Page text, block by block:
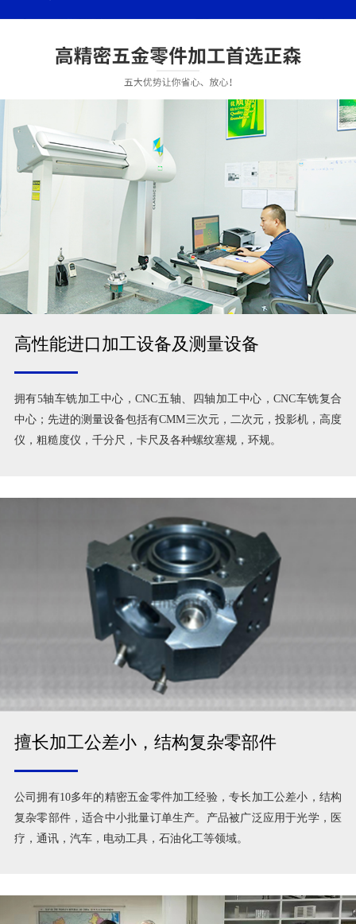
高性能进口加工设备及测量设备
拥有5轴车铣加工中心，CNC五轴、四轴加工中心，CNC车铣复合
中心；先进的测量设备包括有CMM三次元，二次元，投影机，高度
仪，粗糙度仪，千分尺，卡尺及各种螺纹塞规，环规。
擅长加工公差小，结构复杂零部件
公司拥有10多年的精密五金零件加工经验，专长加工公差小，结构
复杂零部件，适合中小批量订单生产。产品被广泛应用于光学，医
疗，通讯，汽车，电动工具，石油化工等领域。